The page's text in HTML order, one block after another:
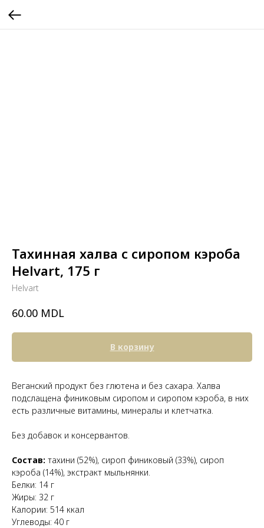
Тахинная халва с сиропом кэроба
Helvart, 175 г
Helvart
60.00 MDL
В корзину
Веганский продукт без глютена и без сахара. Халва
подслащена финиковым сиропом и сиропом кэроба, в них
есть различные витамины, минералы и клетчатка.
Без добавок и консервантов.
Состав: тахини (52%), сироп финиковый (33%), сироп
кэроба (14%), экстракт мыльнянки.
Белки: 14 г
Жиры: 32 г
Калории: 514 ккал
Углеводы: 40 г